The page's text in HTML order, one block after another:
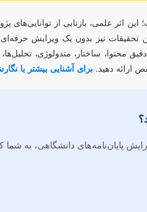
این اثر علمی، بازتابی از
نیز بدون یک ویرایش حرفه‌ای
محتوا، ساختار، متدولوژی،
ارائه دهید. برای آشنایی بیشتر با
پایان‌نامه‌های دانشگاهی، به شما